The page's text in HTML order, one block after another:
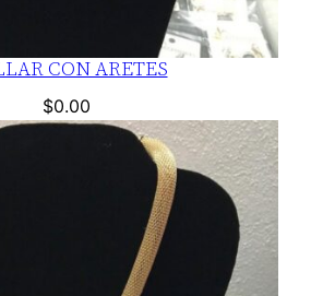
CON ARETES
$0.00